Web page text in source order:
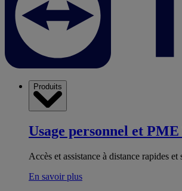
Produits
Usage personnel et PME
Accès et assistance à distance rapides et
En savoir plus